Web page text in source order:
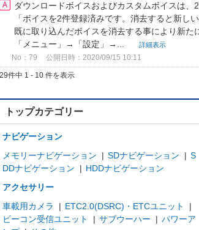
ダウンロードボイスおよびカスタムボイスは、
「ボイスを2件登録済みです。消去すると新し
既に取り込んだボイスを消去する事により新た
「メニュー」→「設定」→...
詳細表示
No：79 公開日時：2020/09/15 10:11
29件中 1 - 10 件を表示
トップカテゴリー
ナビゲーション
メモリーナビゲーション
| SDナビゲーション | S
DDナビゲーション
| HDDナビゲーション
アクセサリー
車載用カメラ
| ETC2.0(DSRC)・ETCユニット
|
ビーコン受信ユニット
| サブウーハー | パワーア